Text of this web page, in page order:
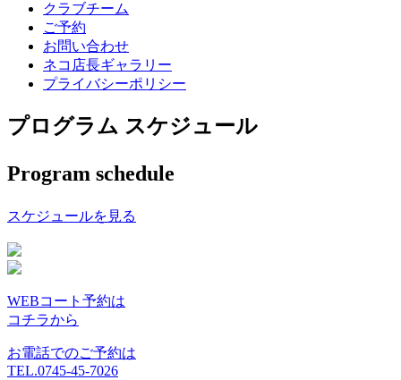
クラブチーム
ご予約
お問い合わせ
ネコ店長ギャラリー
プライバシーポリシー
プログラム スケジュール
Program schedule
スケジュールを見る
WEBコート予約は
コチラから
お電話でのご予約は
TEL.0745-45-7026